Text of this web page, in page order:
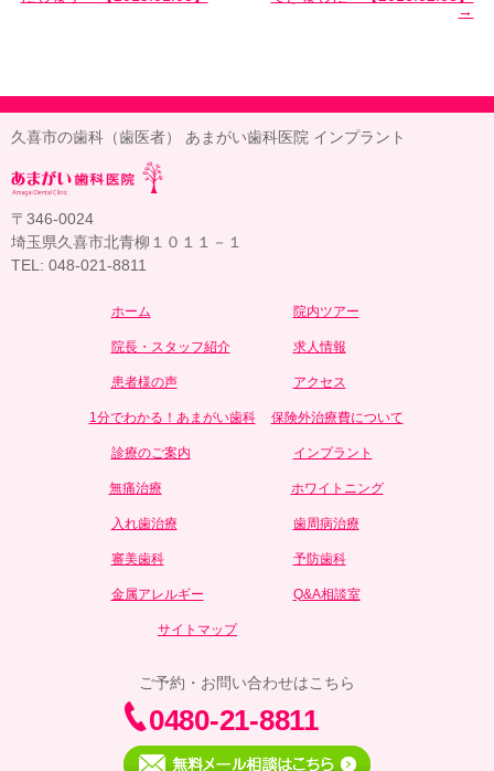
久喜市の歯科（歯医者） あまがい歯科医院 インプラント
〒346-0024
埼玉県久喜市北青柳１０１１－１
TEL: 048-021-8811
ホーム 院内ツアー
院長・スタッフ紹介 求人情報
患者様の声 アクセス
1分でわかる！あまがい歯科 保険外治療費について
診療のご案内 インプラント
無痛治療 ホワイトニング
入れ歯治療 歯周病治療
審美歯科 予防歯科
金属アレルギー Q&A相談室
サイトマップ
ご予約・お問い合わせはこちら
0480-21-8811